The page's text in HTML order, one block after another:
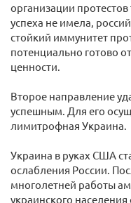
организации
успеха не имела,
стойкий иммунитет
потенциально готово
ценности.
Второе направление
успешным. Для его
лимитрофная Украина.
Украина в руках США
ослабления России.
многолетней работы
украинского населения